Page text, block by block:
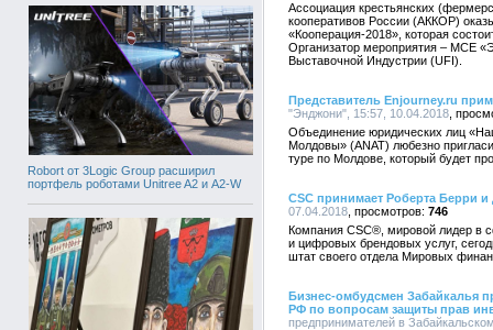
Robort от 3Logic Group расширил
портфель роботами Unitree A2 и A2-W
Ассоциация крестьянских
кооперативов России (АККОР)
«Кооперация-2018», которая
Организатор мероприятия – МСЕ
Выставочной Индустрии (UFI).
Представитель Enjourney.ru
"Энджони", 15:57, 10.04.2018
Объединение юридических лиц
Молдовы» (ANAT) любезно
туре по Молдове, который будет
CSC принимает Роберта Берри
07.04.2018
746
Компания CSC®, мировой лидер в
и цифровых брендовых услуг,
штат своего отдела Мировых
Бизнес-омбудсмен Забайкалья
РФ по вопросам защиты прав
предпринимателей в